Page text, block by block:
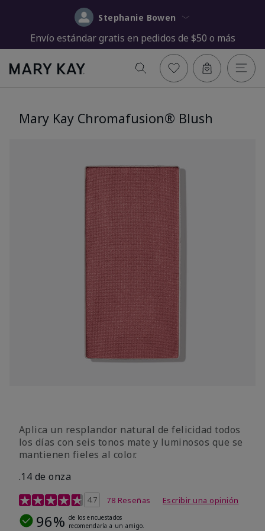
Stephanie Bowen
Envío estándar gratis en pedidos de $50 o más
Mary Kay Chromafusion® Blush
Aplica un resplandor natural de felicidad todos
los días con seis tonos mate y luminosos que se
mantienen fieles al color.
.14 de onza
Calificación de clientes de 4,3 de 5
4.7 78 Reseñas Escribir una opinión
96% de los encuestados
recomendaría a un amigo.